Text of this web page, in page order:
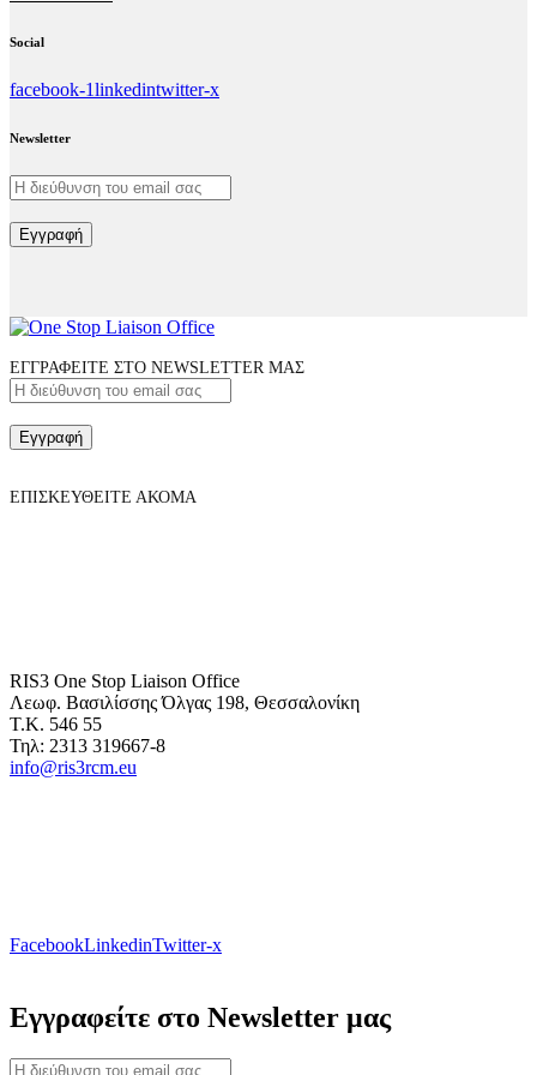
Social
facebook-1linkedintwitter-x
Newsletter
Εγγραφή
ΕΓΓΡΑΦΕΙΤΕ ΣΤΟ NEWSLETTER ΜΑΣ
Εγγραφή
ΕΠΙΣΚΕΥΘΕΙΤΕ ΑΚΟΜΑ
RIS3 One Stop Liaison Office
Λεωφ. Βασιλίσσης Όλγας 198, Θεσσαλονίκη
Τ.Κ. 546 55
Τηλ: 2313 319667-8
info@ris3rcm.eu
FacebookLinkedinTwitter-x
Εγγραφείτε στο Newsletter μας